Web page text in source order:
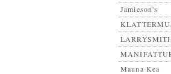
Jamieson's
Mauna Kea